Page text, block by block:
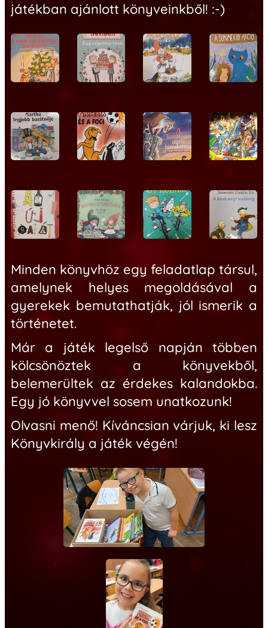
játékban ajánlott könyveinkből! :-)
Minden könyvhöz egy feladatlap társul,
amelynek helyes megoldásával a
gyerekek bemutathatják, jól ismerik a
történetet.
Már a játék legelső napján többen
kölcsönöztek a könyvekből,
belemerültek az érdekes kalandokba.
Egy jó könyvvel sosem unatkozunk!
Olvasni menő! Kíváncsian várjuk, ki lesz
Könyvkirály a játék végén!